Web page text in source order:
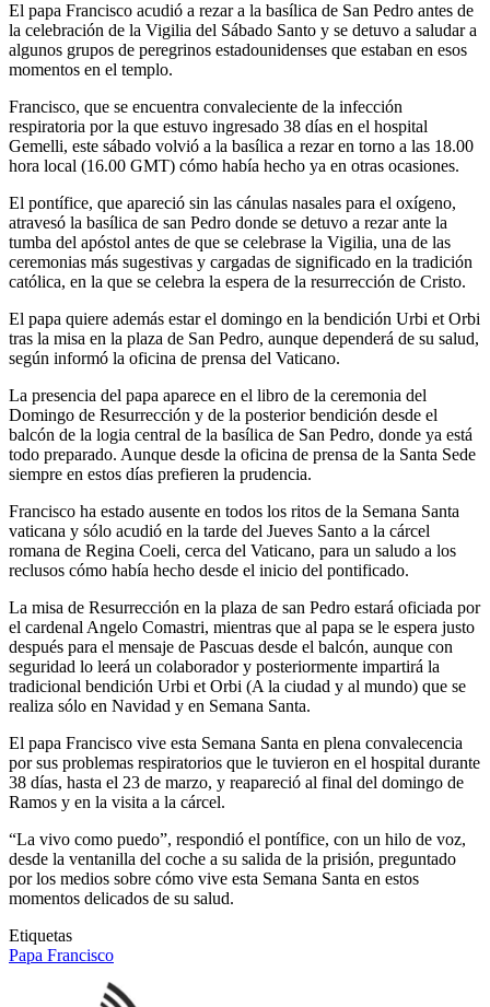
El papa Francisco acudió a rezar a la basílica de San Pedro antes de
la celebración de la Vigilia del Sábado Santo y se detuvo a saludar a
algunos grupos de peregrinos estadounidenses que estaban en esos
momentos en el templo.
Francisco, que se encuentra convaleciente de la infección
respiratoria por la que estuvo ingresado 38 días en el hospital
Gemelli, este sábado volvió a la basílica a rezar en torno a las 18.00
hora local (16.00 GMT) cómo había hecho ya en otras ocasiones.
El pontífice, que apareció sin las cánulas nasales para el oxígeno,
atravesó la basílica de san Pedro donde se detuvo a rezar ante la
tumba del apóstol antes de que se celebrase la Vigilia, una de las
ceremonias más sugestivas y cargadas de significado en la tradición
católica, en la que se celebra la espera de la resurrección de Cristo.
El papa quiere además estar el domingo en la bendición Urbi et Orbi
tras la misa en la plaza de San Pedro, aunque dependerá de su salud,
según informó la oficina de prensa del Vaticano.
La presencia del papa aparece en el libro de la ceremonia del
Domingo de Resurrección y de la posterior bendición desde el
balcón de la logia central de la basílica de San Pedro, donde ya está
todo preparado. Aunque desde la oficina de prensa de la Santa Sede
siempre en estos días prefieren la prudencia.
Francisco ha estado ausente en todos los ritos de la Semana Santa
vaticana y sólo acudió en la tarde del Jueves Santo a la cárcel
romana de Regina Coeli, cerca del Vaticano, para un saludo a los
reclusos cómo había hecho desde el inicio del pontificado.
La misa de Resurrección en la plaza de san Pedro estará oficiada por
el cardenal Angelo Comastri, mientras que al papa se le espera justo
después para el mensaje de Pascuas desde el balcón, aunque con
seguridad lo leerá un colaborador y posteriormente impartirá la
tradicional bendición Urbi et Orbi (A la ciudad y al mundo) que se
realiza sólo en Navidad y en Semana Santa.
El papa Francisco vive esta Semana Santa en plena convalecencia
por sus problemas respiratorios que le tuvieron en el hospital durante
38 días, hasta el 23 de marzo, y reapareció al final del domingo de
Ramos y en la visita a la cárcel.
“La vivo como puedo”, respondió el pontífice, con un hilo de voz,
desde la ventanilla del coche a su salida de la prisión, preguntado
por los medios sobre cómo vive esta Semana Santa en estos
momentos delicados de su salud.
Etiquetas
Papa Francisco